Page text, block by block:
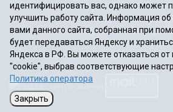
Телефоны 8 (3452) 34-80-60, 69-
Политика
Информация об
Публичная оферта
При использовании материалов ссылка
12+
идентифицировать вас, однако может
улучшить работу сайта. Информация об
вами данного сайта, собранная при
будет передаваться Яндексу и
Яндекса в РФ. Вы можете отказаться от
"cookie", выбрав соответствующие
Политика оператора
Закрыть